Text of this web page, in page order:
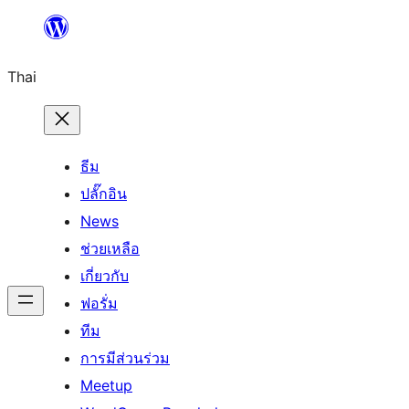
ยัง
เนื้อหา
Thai
ธีม
ปลั๊กอิน
News
ช่วยเหลือ
เกี่ยวกับ
ฟอรั่ม
ทีม
การมีส่วนร่วม
Meetup